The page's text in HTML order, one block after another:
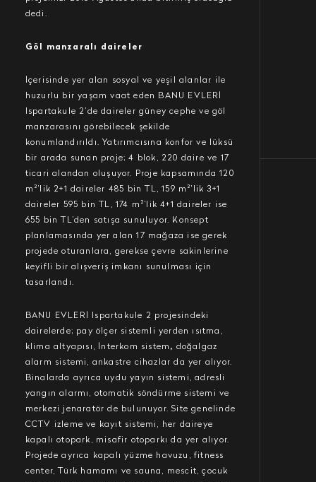
dedi.
Göl manzaralı daireler
İçerisinde yer alan sosyal ve yeşil alanlar ile
huzurlu bir yaşam vaat eden BANU EVLERİ
Ispartakule 2’de daireler güney cephe ve göl
manzarasını görebilecek şekilde
konumlandırıldı. Yatırımcısına konfor ve lüksü
bir arada sunan proje; 4 blok, 220 daire ve 17
ticari alandan oluşuyor. Proje kapsamında 120
m²’lik 2+1 daireler 485 bin TL, 159 m²’lik 3+1
daireler 595 bin TL, 174 m²’lik 4+1 daireler ise
655 bin TL’den satışa sunuluyor. Konsept
planlamasında yer alan 17 mağaza ise gerek
projede oturanlara, gerekse çevre sakinlerine
keyifli bir alışveriş imkanı sunulması için
tasarlandı.
BANU EVLERİ Ispartakule 2 projesindeki
dairelerde; pay ölçer sistemli yerden ısıtma,
klima altyapısı, İnterkom sistem , doğalgaz
alarm sistemi, ankastre cihazlar da yer alıyor.
Binalarda ayrıca uydu yayın sistemi, adresli
yangın alarmı, otomatik söndürme sistemi ve
merkezi jenaratör de bulunuyor. Site genelinde
CCTV izleme ve kayıt sistemi, her daireye
kapalı otopark, misafir otoparkı da yer alıyor.
Projede ayrıca kapalı yüzme havuzu, fitness
center, Türk hamamı ve sauna, mescit, çocuk